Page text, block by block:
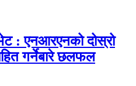
: एनआरएनको दोस्रो
गर्नेबारे छलफल